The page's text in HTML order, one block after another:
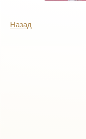
Назад